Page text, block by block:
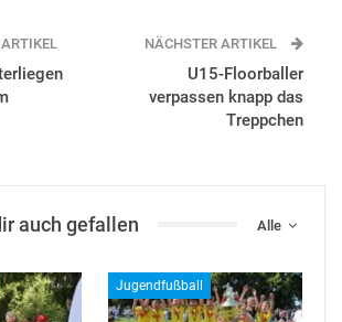
NÄCHSTER ARTIKEL
U15-Floorballer
verpassen knapp das
Treppchen
Alle
auch gefallen
Jugendfußball